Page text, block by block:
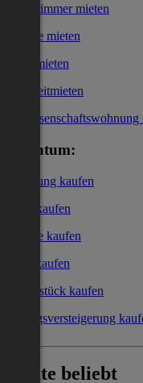
WG-Zimmer mieten
Garage mieten
Büro mieten
Kurzzeitmieten
Genossenschaftswohnung
Eigentum:
Wohnung kaufen
Haus kaufen
Garage kaufen
Büro kaufen
Grundstück kaufen
Zwangsversteigerung
Heute beliebt